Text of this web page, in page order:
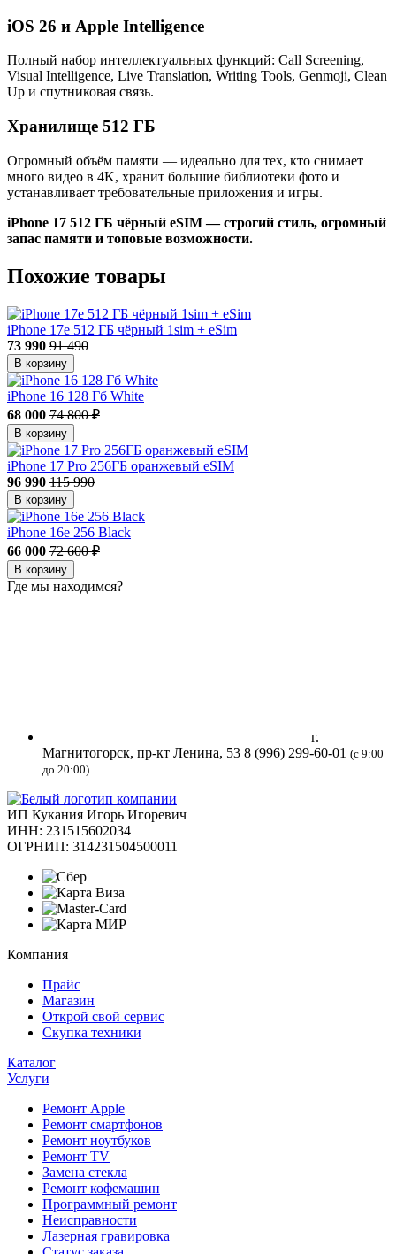
iOS 26 и Apple Intelligence
Полный набор интеллектуальных функций: Call Screening,
Visual Intelligence, Live Translation, Writing Tools, Genmoji, Clean
Up и спутниковая связь.
Хранилище 512 ГБ
Огромный объём памяти — идеально для тех, кто снимает
много видео в 4K, хранит большие библиотеки фото и
устанавливает требовательные приложения и игры.
iPhone 17 512 ГБ чёрный eSIM — строгий стиль, огромный
запас памяти и топовые возможности.
Похожие товары
iPhone 17e 512 ГБ чёрный 1sim + eSim
73 990 91 490
В корзину
iPhone 16 128 Гб White
68 000 74 800 ₽
В корзину
iPhone 17 Pro 256ГБ оранжевый eSIM
96 990 115 990
В корзину
iPhone 16e 256 Black
66 000 72 600 ₽
В корзину
Где мы находимся?
г.
Магнитогорск, пр-кт Ленина, 53 8 (996) 299-60-01 (с 9:00
до 20:00)
ИП Кукания Игорь Игоревич
ИНН: 231515602034
ОГРНИП: 314231504500011
Компания
Прайс
Магазин
Открой свой сервис
Скупка техники
Каталог
Услуги
Ремонт Apple
Ремонт смартфонов
Ремонт ноутбуков
Ремонт TV
Замена стекла
Ремонт кофемашин
Программный ремонт
Неисправности
Лазерная гравировка